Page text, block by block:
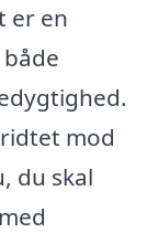
er en
mod
du skal